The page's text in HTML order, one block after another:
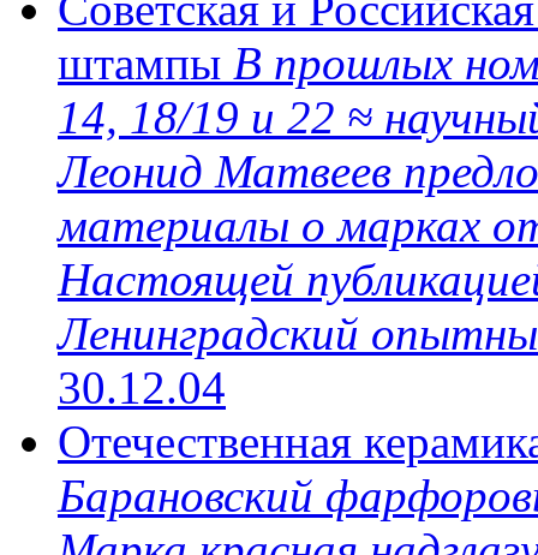
штампы В прошлых
14, 18/19 и 22 ≈
Леонид Матвеев
материалы о марках
Настоящей
Ленинградский
30.12.04
Отечественная
Барановский